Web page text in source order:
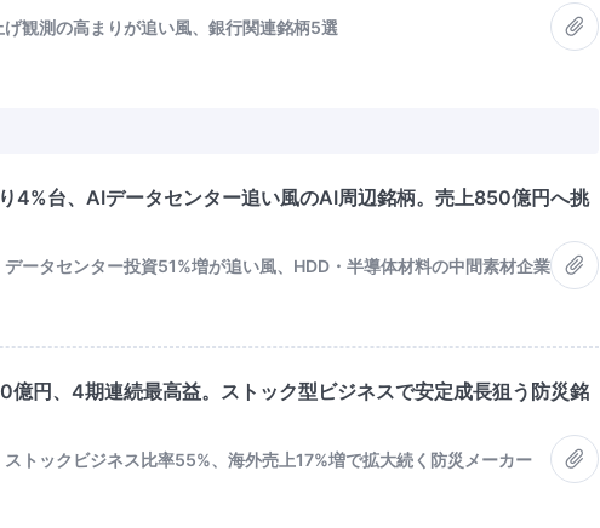
げ観測の高まりが追い風、銀行関連銘柄5選
4%台、AIデータセンター追い風のAI周辺銘柄。売上850億円へ挑
ータセンター投資51%増が追い風、HDD・半導体材料の中間素材企業
億円、4期連続最高益。ストック型ビジネスで安定成長狙う防災銘
トックビジネス比率55%、海外売上17%増で拡大続く防災メーカー